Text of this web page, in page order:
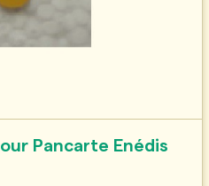
Pancarte Enédis